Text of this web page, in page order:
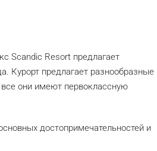
Scandic Resort предлагает
Курорт предлагает разнообразные
они имеют первоклассную
достопримечательностей и